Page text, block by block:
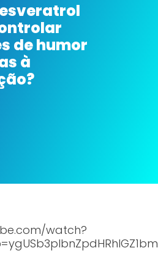
de humor
à
watch?